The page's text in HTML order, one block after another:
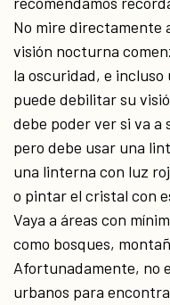
No mire directamente
visión nocturna
la oscuridad, e
puede debilitar su
debe poder ver si va a
pero debe usar una
una linterna con luz
o pintar el cristal con
Vaya a áreas con
como bosques,
Afortunadamente, no
urbanos para